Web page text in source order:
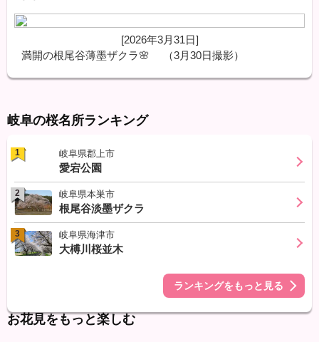
[2026年3月31日]
満開の根尾谷薄墨ザクラ🌸 （3月30日撮影）
岐阜の桜名所ランキング
1 岐阜県郡上市
愛宕公園
2 岐阜県本巣市
根尾谷淡墨ザクラ
3 岐阜県海津市
大榑川桜並木
ランキングをもっと見る
お花見をもっと楽しむ